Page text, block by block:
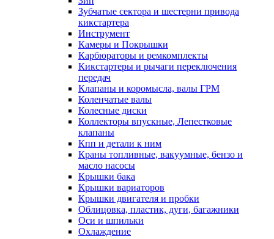
Зубчатые сектора и шестерни привода
кикстартера
Инструмент
Камеры и Покрышки
Карбюраторы и ремкомплекты
Кикстартеры и рычаги переключения
передач
Клапаны и коромысла, валы ГРМ
Коленчатые валы
Колесные диски
Коллекторы впускные, Лепестковые
клапаны
Кпп и детали к ним
Краны топливные, вакуумные, бензо и
масло насосы
Крышки бака
Крышки вариаторов
Крышки двигателя и пробки
Облицовка, пластик, дуги, багажники
Оси и шпильки
Охлаждение